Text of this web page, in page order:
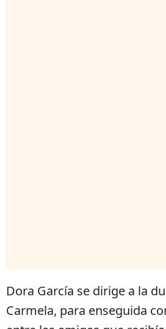
Dora García se dirige a la
Carmela, para enseguida